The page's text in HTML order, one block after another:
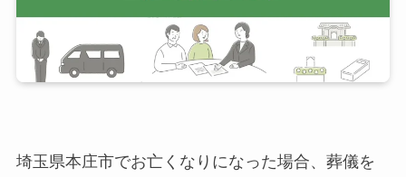
埼玉県本庄市でお亡くなりになった場合、葬儀を